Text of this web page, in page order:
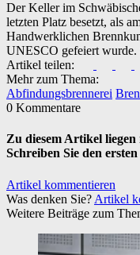
Der Keller im
letzten Platz besetzt, als
Handwerklichen
UNESCO gefeiert wurde.
Artikel teilen:
Mehr zum Thema:
Abfindungsbrennerei
0 Kommentare
Zu diesem Artikel
Schreiben Sie den
Artikel kommentieren
Was denken Sie? Artikel
Weitere Beiträge zum